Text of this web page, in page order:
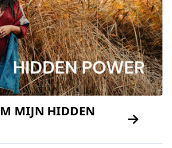
MIJN HIDDEN